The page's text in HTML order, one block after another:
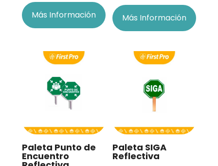
Más Información Más Información
Paleta Punto de
Encuentro
Paleta SIGA
Reflectiva